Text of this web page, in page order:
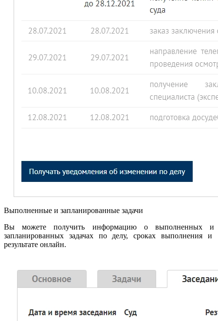
Выполненные и запланированные задачи
Вы можете получить информацию о выполненных и
запланированных задачах по делу, сроках выполнения и
результате онлайн.